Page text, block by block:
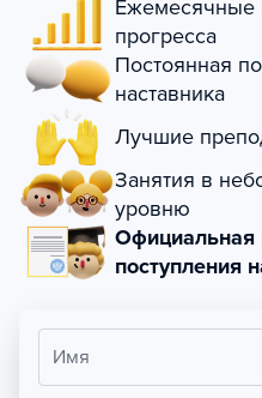
Ежемесячные
прогресса
Постоянная
наставника
Лучшие
Занятия в
уровню
Официальная
поступления
Имя